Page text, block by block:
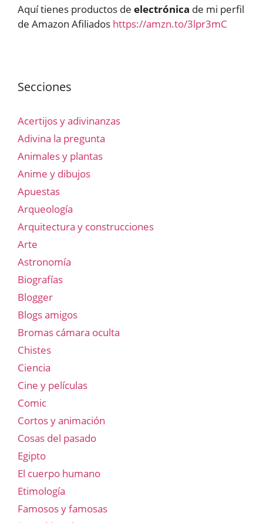
Aquí tienes productos de electrónica de mi perfil
de Amazon Afiliados https://amzn.to/3lpr3mC
Secciones
Acertijos y adivinanzas
Adivina la pregunta
Animales y plantas
Anime y dibujos
Apuestas
Arqueología
Arquitectura y construcciones
Arte
Astronomía
Biografías
Blogger
Blogs amigos
Bromas cámara oculta
Chistes
Ciencia
Cine y películas
Comic
Cortos y animación
Cosas del pasado
Egipto
El cuerpo humano
Etimología
Famosos y famosas